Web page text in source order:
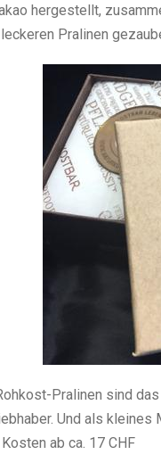
hergestellt,
Pralinen
Pralinen sind
Und als
ab ca. 17 CHF